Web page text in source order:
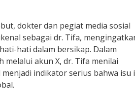
dokter dan pegiat media sosial
sebagai dr. Tifa,
hati dalam bersikap. Dalam
melalui akun X, dr. Tifa menilai
indikator serius bahwa isu